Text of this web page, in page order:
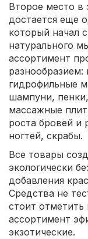
Второе место в
достается еще
который начал
натурального
ассортимент
гидрофильные
шампуни,
массажные
роста бровей и
ногтей, скрабы.
Все товары
экологически
добавления
Средства не
стоит
ассортимент
экзотические.